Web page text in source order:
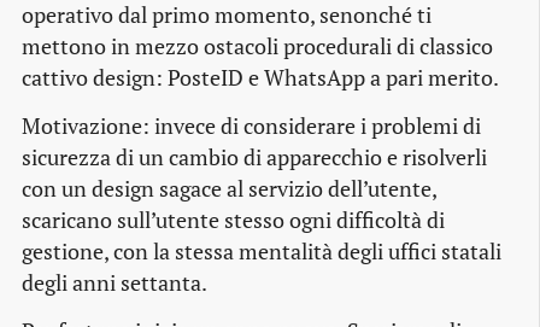
operativo dal primo momento, senonché ti
mettono in mezzo ostacoli procedurali di classico
cattivo design: PosteID e WhatsApp a pari merito.
Motivazione: invece di considerare i problemi di
sicurezza di un cambio di apparecchio e risolverli
con un design sagace al servizio dell’utente,
scaricano sull’utente stesso ogni difficoltà di
gestione, con la stessa mentalità degli uffici statali
degli anni settanta.